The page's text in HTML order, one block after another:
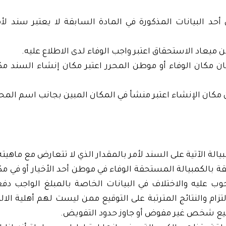
البيانات المذكورة في المادة السابقة لا يعتبر سند
ميعاد الاستحقاق اعتبر واجب الوفاء لدى الاطلاع عليه.
مكان الوفاء أو موطن المحرر اعتبر مكان إنشاء السند
مكان الإنشاء اعتبر منشأ في المكان المبين بجانب اسم
الآتية على السند لأمر بالمقدار الذي لا تتعارض مع
بالكمبيالة المستحقة الوفاء في موطن أحد الأخيار أو في
عليه والاختلاف في البيانات الخاصة بالمبلغ الواجب
والنتائج المترتبة على التوقيع ممن ليست لهم أهلية
شخص غير مفوض أو جاوز حدود التفويض.